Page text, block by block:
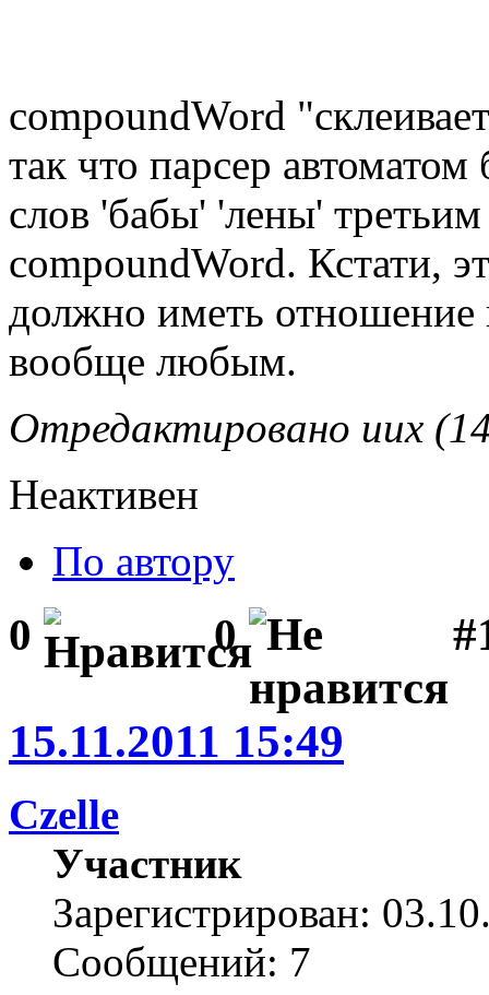
compoundWord
так что парсер
слов 'бабы' 'лены'
compoundWord. Кстати,
должно иметь
вообще любым.
Отредактировано uux
Неактивен
По автору
0 0
15.11.2011 15:49
Czelle
Участник
Зарегистрирован:
Сообщений: 7